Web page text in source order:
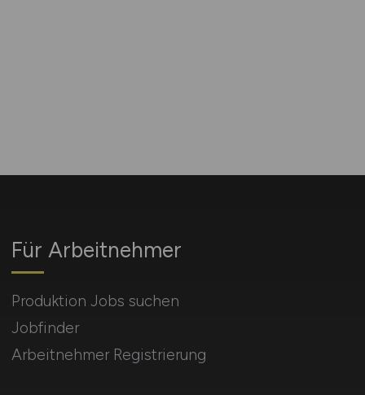
Für Arbeitnehmer
Produktion Jobs suchen
Jobfinder
Arbeitnehmer Registrierung